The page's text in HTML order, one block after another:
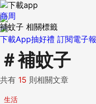
下載App抽好禮 訂閱電子報
商周
補蚊子 相關標籤
＃補蚊子
共有 15 則相關文章
生活